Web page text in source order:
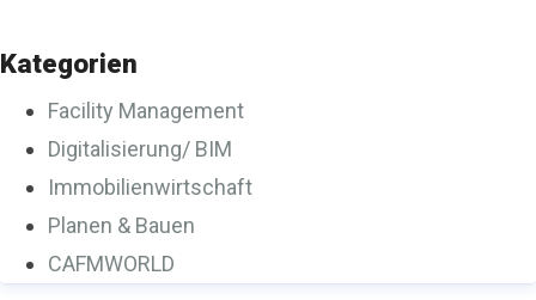
Kategorien
Facility Management
Digitalisierung/ BIM
Immobilienwirtschaft
Planen & Bauen
CAFMWORLD